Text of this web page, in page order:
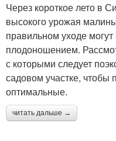
Через короткое лето в
высокого урожая
правильном уходе
плодоношением.
с которыми следует
садовом участке, чтобы
оптимальные.
читать дальше →